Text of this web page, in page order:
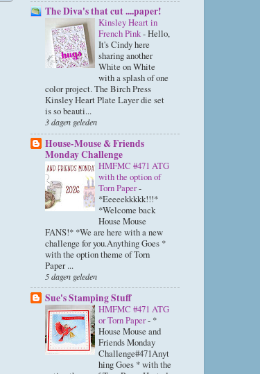
The Diva's that cut ....paper!
Kinsley Heart in
French Pink-Hello,
It's Cindy here
sharing another
White on White
with a splash of one
color project. The Birch Press
Kinsley Heart Plate Layer die set
is so beauti...
3 dagen geleden
House-Mouse & Friends
Monday Challenge
HMFMC #471 ATG
with the option of
Torn Paper-
*Eeeeekkkkk!!!*
*Welcome back
House Mouse
FANS!* *We are here with a new
challenge for you.Anything Goes *
with the option theme of Torn
Paper ...
5 dagen geleden
Sue's Stamping Stuff
HMFMC #471 ATG
or Torn Paper- *
House Mouse and
Friends Monday
Challenge#471Anyt
hing Goes * with the